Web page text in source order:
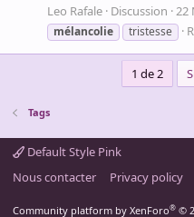
Leo Rafale Discussion 22
mélancolie
tristesse
1 de 2
Tags
Default Style Pink
Nous contacter
Privacy policy
Community platform by XenForo® ©